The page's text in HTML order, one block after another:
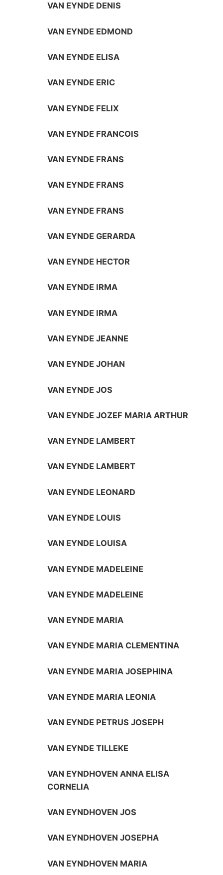
VAN EYNDE DENIS
VAN EYNDE EDMOND
VAN EYNDE ELISA
VAN EYNDE ERIC
VAN EYNDE FELIX
VAN EYNDE FRANCOIS
VAN EYNDE FRANS
VAN EYNDE FRANS
VAN EYNDE FRANS
VAN EYNDE GERARDA
VAN EYNDE HECTOR
VAN EYNDE IRMA
VAN EYNDE IRMA
VAN EYNDE JEANNE
VAN EYNDE JOHAN
VAN EYNDE JOS
VAN EYNDE JOZEF MARIA ARTHUR
VAN EYNDE LAMBERT
VAN EYNDE LAMBERT
VAN EYNDE LEONARD
VAN EYNDE LOUIS
VAN EYNDE LOUISA
VAN EYNDE MADELEINE
VAN EYNDE MADELEINE
VAN EYNDE MARIA
VAN EYNDE MARIA CLEMENTINA
VAN EYNDE MARIA JOSEPHINA
VAN EYNDE MARIA LEONIA
VAN EYNDE PETRUS JOSEPH
VAN EYNDE TILLEKE
VAN EYNDHOVEN ANNA ELISA
CORNELIA
VAN EYNDHOVEN JOS
VAN EYNDHOVEN JOSEPHA
VAN EYNDHOVEN MARIA